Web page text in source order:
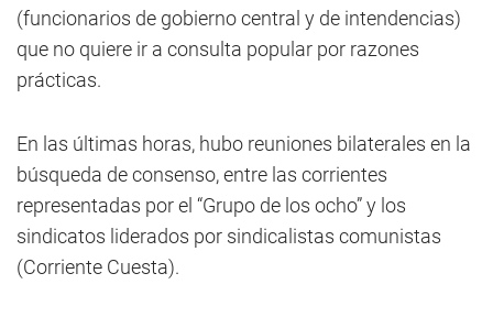
(funcionarios de gobierno central y de intendencias)
que no quiere ir a consulta popular por razones
prácticas.
En las últimas horas, hubo reuniones bilaterales en la
búsqueda de consenso, entre las corrientes
representadas por el “Grupo de los ocho” y los
sindicatos liderados por sindicalistas comunistas
(Corriente Cuesta).